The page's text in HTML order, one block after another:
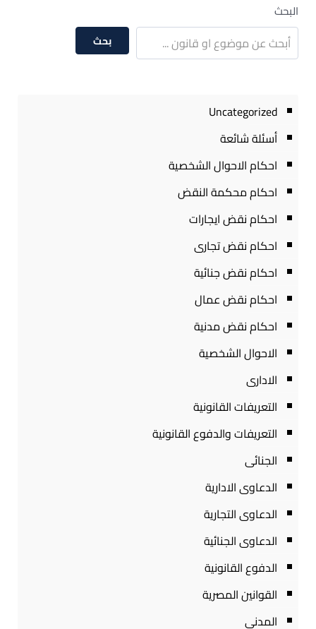
البحث
بحث
Uncategorized
أسئلة شائعة
احكام الاحوال الشخصية
احكام محكمة النقض
احكام نقض ايجارات
احكام نقض تجارى
احكام نقض جنائية
احكام نقض عمال
احكام نقض مدنية
الاحوال الشخصية
الادارى
التعريفات القانونية
التعريفات والدفوع القانونية
الجنائى
الدعاوى الادارية
الدعاوى التجارية
الدعاوى الجنائية
الدفوع القانونية
القوانين المصرية
المدنى